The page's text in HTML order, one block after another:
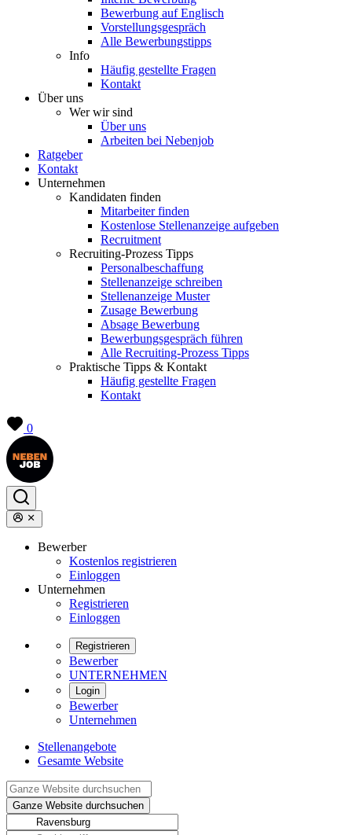
Bewerbung auf Englisch
Vorstellungsgespräch
Alle Bewerbungstipps
Info
Häufig gestellte Fragen
Kontakt
Über uns
Wer wir sind
Über uns
Arbeiten bei Nebenjob
Ratgeber
Kontakt
Unternehmen
Kandidaten finden
Mitarbeiter finden
Kostenlose Stellenanzeige aufgeben
Recruitment
Recruiting-Prozess Tipps
Personalbeschaffung
Stellenanzeige schreiben
Stellenanzeige Muster
Zusage Bewerbung
Absage Bewerbung
Bewerbungsgespräch führen
Alle Recruiting-Prozess Tipps
Praktische Tipps & Kontakt
Häufig gestellte Fragen
Kontakt
0
Bewerber
Kostenlos registrieren
Einloggen
Unternehmen
Registrieren
Einloggen
Registrieren
Bewerber
UNTERNEHMEN
Login
Bewerber
Unternehmen
Stellenangebote
Gesamte Website